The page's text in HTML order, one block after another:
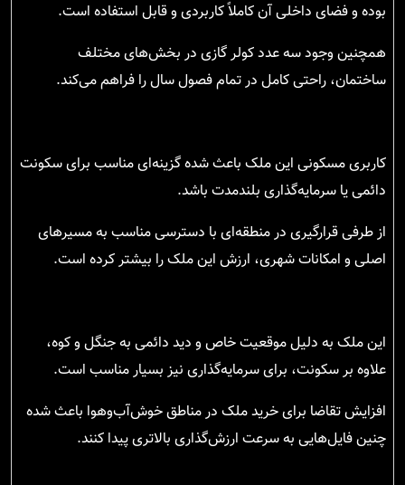
بوده و فضای داخلی آن کاملاً کاربردی و قابل استفاده است.
همچنین وجود سه عدد کولر گازی در بخش‌های مختلف
ساختمان، راحتی کامل در تمام فصول سال را فراهم می‌کند.
کاربری مسکونی این ملک باعث شده گزینه‌ای مناسب برای سکونت
دائمی یا سرمایه‌گذاری بلندمدت باشد.
از طرفی قرارگیری در منطقه‌ای با دسترسی مناسب به مسیرهای
اصلی و امکانات شهری، ارزش این ملک را بیشتر کرده است.
این ملک به دلیل موقعیت خاص و دید دائمی به جنگل و کوه،
علاوه بر سکونت، برای سرمایه‌گذاری نیز بسیار مناسب است.
افزایش تقاضا برای خرید ملک در مناطق خوش‌آب‌وهوا باعث شده
چنین فایل‌هایی به سرعت ارزش‌گذاری بالاتری پیدا کنند.